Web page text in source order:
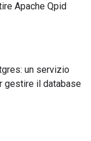
Apache Qpid
un servizio
gestire il database